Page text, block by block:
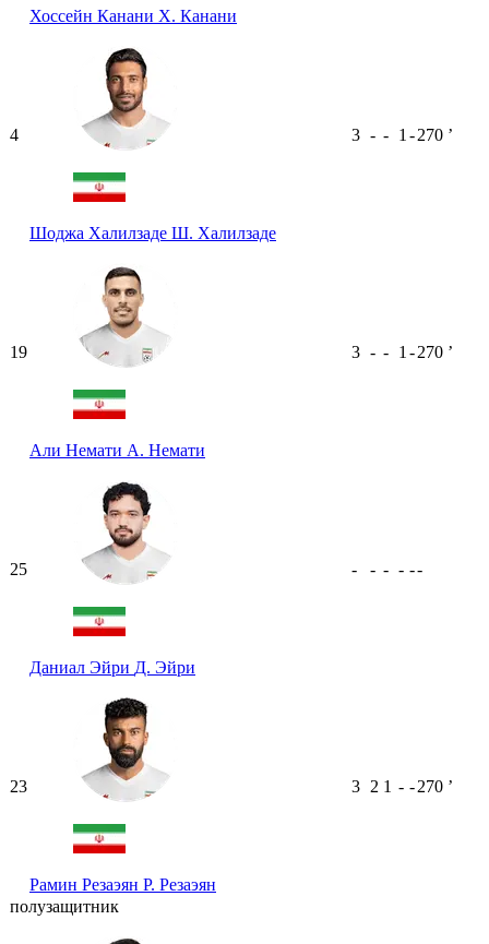
Хоссейн Канани Х. Канани
4
Шоджа Халилзаде Ш. Халилзаде
3 - - 1 -270 ʼ
19
Али Немати А. Немати
3 - - 1 -270 ʼ
25
Даниал Эйри Д. Эйри
- - - - --
23
Рамин Резаэян Р. Резаэян
3 2 1 - -270 ʼ
полузащитник